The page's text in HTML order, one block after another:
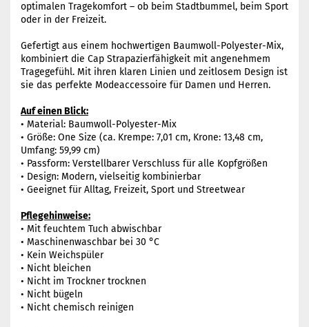
optimalen Tragekomfort – ob beim Stadtbummel, beim Sport
oder in der Freizeit.
Gefertigt aus einem hochwertigen Baumwoll-Polyester-Mix,
kombiniert die Cap Strapazierfähigkeit mit angenehmem
Tragegefühl. Mit ihren klaren Linien und zeitlosem Design ist
sie das perfekte Modeaccessoire für Damen und Herren.
Auf einen Blick:
• Material: Baumwoll-Polyester-Mix
• Größe: One Size (ca. Krempe: 7,01 cm, Krone: 13,48 cm,
Umfang: 59,99 cm)
• Passform: Verstellbarer Verschluss für alle Kopfgrößen
• Design: Modern, vielseitig kombinierbar
• Geeignet für Alltag, Freizeit, Sport und Streetwear
Pflegehinweise:
• Mit feuchtem Tuch abwischbar
• Maschinenwaschbar bei 30 °C
• Kein Weichspüler
• Nicht bleichen
• Nicht im Trockner trocknen
• Nicht bügeln
• Nicht chemisch reinigen